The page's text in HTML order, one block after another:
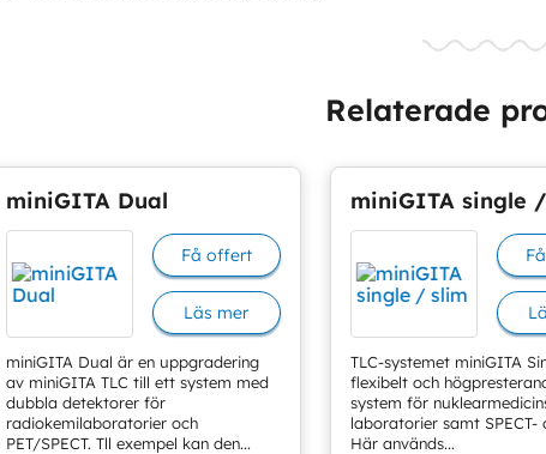
Relaterade
miniGITA Dual
miniGITA Dual är en uppgradering
av miniGITA TLC till ett system med
dubbla detektorer för
radiokemilaboratorier och
PET/SPECT. Tll exempel kan den...
Få offert
Läs mer
miniGITA single
TLC-systemet miniGITA
flexibelt och
system för
laboratorier samt SPECT-
Här används...